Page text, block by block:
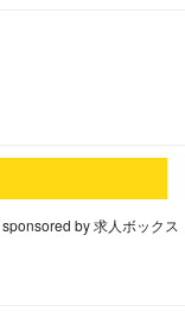
sponsored by 求人ボックス